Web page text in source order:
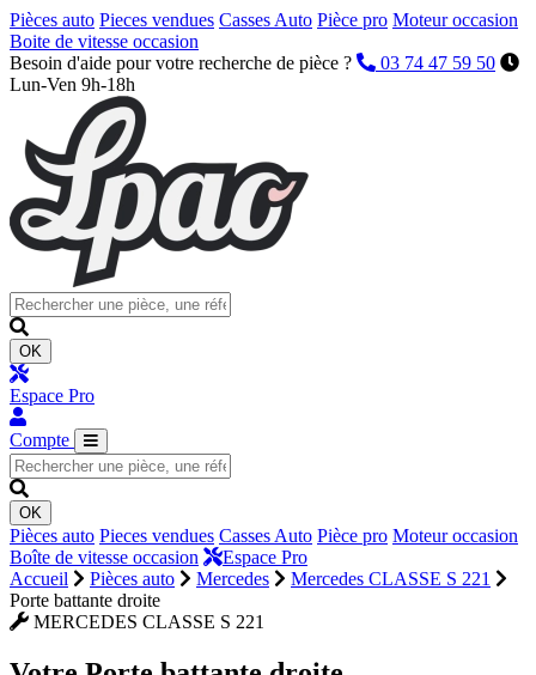
Pièces auto Pieces vendues Casses Auto Pièce pro Moteur occasion
Boite de vitesse occasion
Besoin d'aide pour votre recherche de pièce ?
03 74 47 59 50
Lun-Ven 9h-18h
OK
Espace Pro
Compte
OK
Pièces auto Pieces vendues Casses Auto Pièce pro Moteur occasion
Boîte de vitesse occasion
Espace Pro
Accueil
Pièces auto Mercedes
Mercedes CLASSE S 221
Porte battante droite
MERCEDES CLASSE S 221